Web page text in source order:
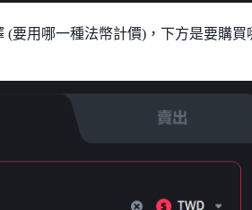
(要用哪一種法幣計價)，下方是要購買